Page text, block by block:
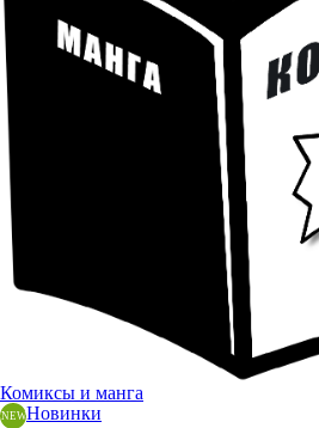
Комиксы и манга
Новинки